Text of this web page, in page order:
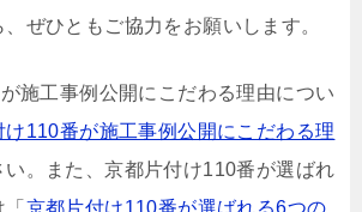
ぜひともご協力をお願いします。
施工事例公開にこだわる理由につい
け110番が施工事例公開にこだわる理
い。また、京都片付け110番が選ばれ
京都片付け110番が選ばれる6つの